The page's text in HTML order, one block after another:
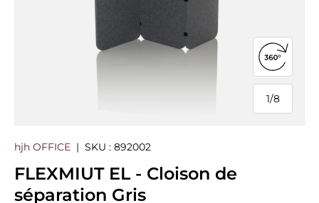
1/
de
8
Ouvrir la
hjh OFFICE | SKU : 892002
FLEXMIUT EL - Cloison de
séparation Gris